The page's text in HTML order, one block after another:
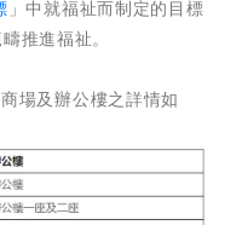
」中就福祉而制定的目標
推進福祉。
場及辦公樓之詳情如